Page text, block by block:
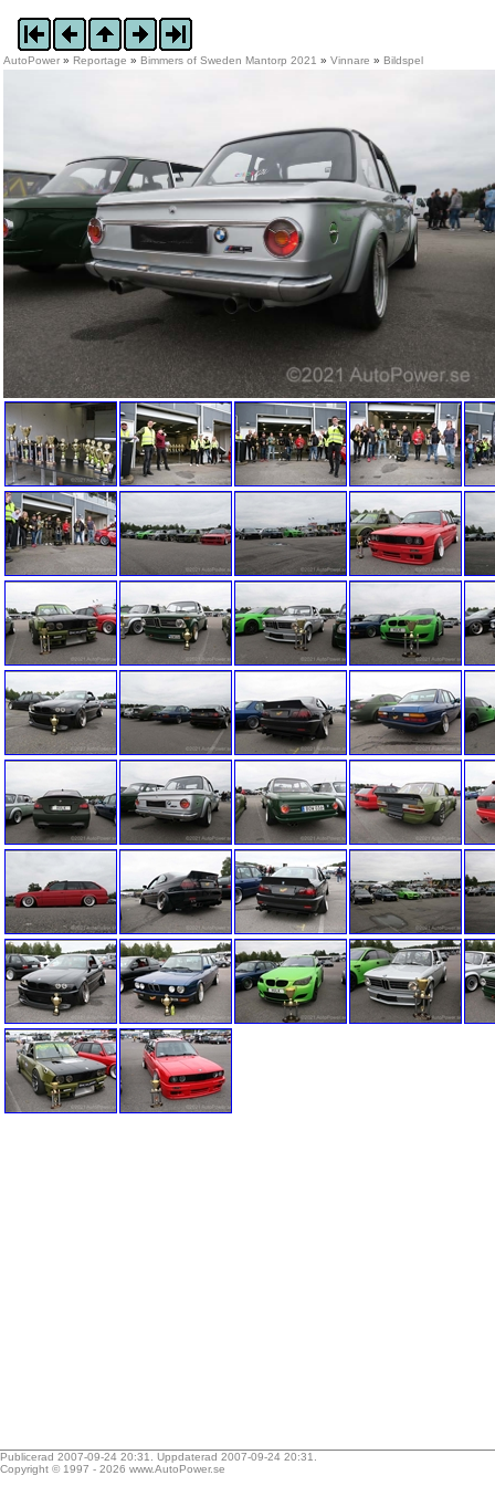
AutoPower » Reportage » Bimmers of Sweden Mantorp 2021 »Vinnare » Bildspel
Publicerad 2007-09-24 20:31. Uppdaterad 2007-09-24 20:31.
Copyright © 1997 - 2026 www.AutoPower.se